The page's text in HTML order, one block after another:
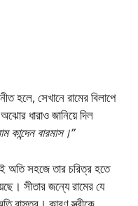
হলে, সেখানে রামের বিলাপে
ধারাও জানিয়ে দিল
কান্দেন বারমাস।”
অতি সহজে তার চরিত্র হতে
সীতার জন্যে রামের যে